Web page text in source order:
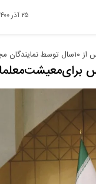
۲۵ آذر ۱۴۰۰ - ۱۴:۱۹
شد